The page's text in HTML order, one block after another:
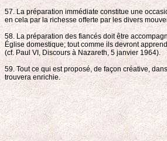
57. La préparation immédiate constitue une
en cela par la richesse offerte par les divers
58. La préparation des fiancés doit être
Église domestique; tout comme ils devront
(cf. Paul VI, Discours à Nazareth, 5 janvier 1964).
59. Tout ce qui est proposé, de façon créative,
trouvera enrichie.